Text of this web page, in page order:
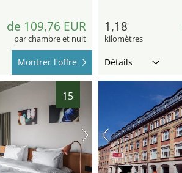
de 109,76 EUR
par chambre et nuit
Montrer l'offre
1,18
kilomètres
Détails
15